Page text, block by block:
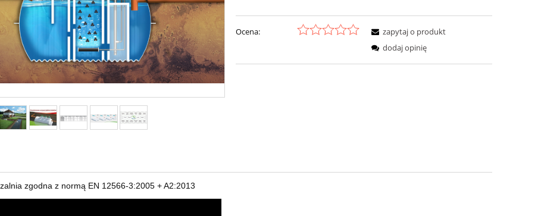
Ocena:
zapytaj o produkt
dodaj opinię
zgodna z normą EN 12566-3:2005 + A2:2013